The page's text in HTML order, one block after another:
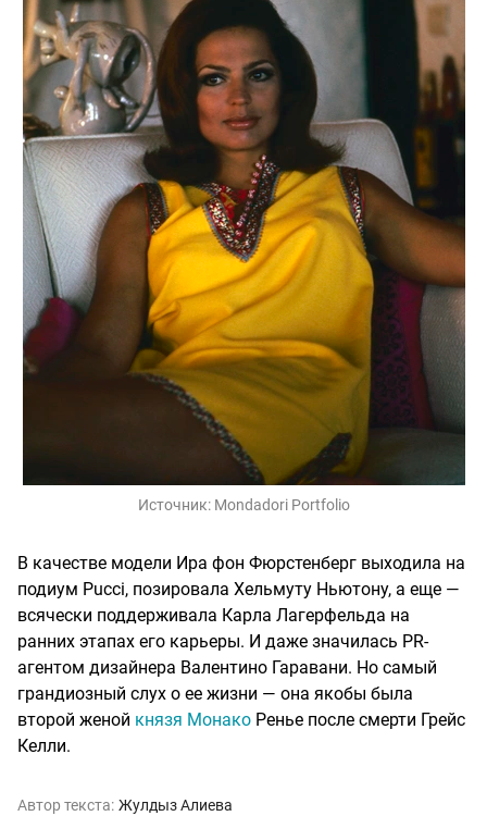
Источник: Mondadori Portfolio
В качестве модели Ира фон Фюрстенберг выходила на
подиум Pucci, позировала Хельмуту Ньютону, а еще —
всячески поддерживала Карла Лагерфельда на
ранних этапах его карьеры. И даже значилась PR-
агентом дизайнера Валентино Гаравани. Но самый
грандиозный слух о ее жизни — она якобы была
второй женой князя Монако Ренье после смерти Грейс
Келли.
Автор текста: Жулдыз Алиева